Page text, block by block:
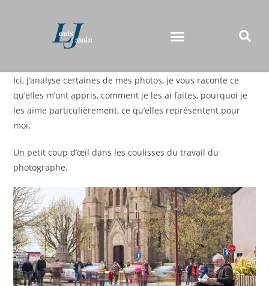
Ici, j’analyse certaines de mes photos, je vous raconte ce
qu’elles m’ont appris, comment je les ai faites, pourquoi je
les aime particulièrement, ce qu’elles représentent pour
moi.
Un petit coup d’œil dans les coulisses du travail du
photographe.